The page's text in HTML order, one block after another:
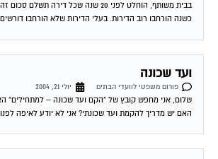
בבית משותף, הוחלט לפני 20 שנה שכל דירה
כשנה הורחבו רוב הדירות. בעלי הדירות שלא הורחבו
ועד שכונה
פורום משפטי לוועדי הבתים
יולי 21, 2004
שלום, אני מחפש קובץ של "הקם ועד שכונה – למתחילים"
האם יש מדריך להקמת ועד שכונתי? אני לא יודע לאיפה